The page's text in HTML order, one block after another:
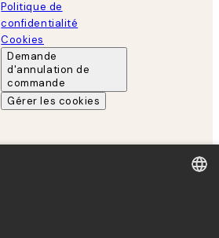
Politique de
confidentialité
Cookies
Demande
d'annulation de
commande
Gérer les cookies